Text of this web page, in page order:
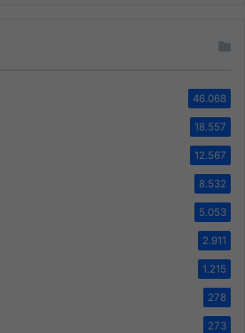
46.068
18.557
12.567
8.532
5.053
2.911
1.215
278
273